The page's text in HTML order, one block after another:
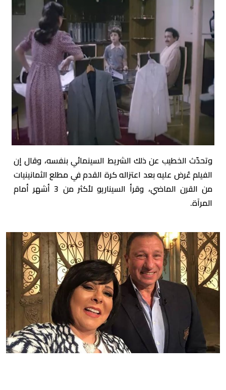
وتحدّث الخطيب عن ذلك الشريط السينمائي بنفسه، وقال إن
الفيلم عُرض عليه بعد اعتزاله كرة القدم في مطلع الثمانينيات
من القرن الماضي، وقرأ السيناريو لأكثر من 3 أشهر أمام
المرآة.